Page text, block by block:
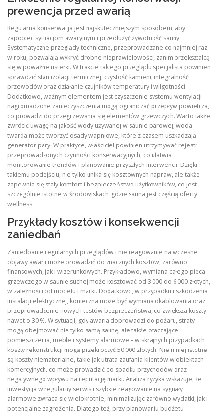
prewencja przed awarią
Regularna konserwacja jest najskuteczniejszym sposobem, aby
zapobiec sytuacjom awaryjnym i przedłużyć żywotność sauny.
Systematyczne przeglądy techniczne, przeprowadzane co najmniej raz
w roku, pozwalają wykryć drobne nieprawidłowości, zanim przekształcą
się w poważne usterki. W trakcie takiego przeglądu specjalista powinien
sprawdzić stan izolacji termicznej, czystość kamieni, integralność
przewodów oraz działanie czujników temperatury i wilgotności.
Dodatkowo, ważnym elementem jest czyszczenie systemu wentylacji –
nagromadzone zanieczyszczenia mogą ograniczać przepływ powietrza,
co prowadzi do przegrzewania się elementów grzewczych. Warto także
zwrócić uwagę na jakość wody używanej w saunie parowej; woda
twarda może tworzyć osady wapniowe, które z czasem uszkadzają
generator pary. W praktyce, właściciel powinien utrzymywać rejestr
przeprowadzonych czynności konserwacyjnych, co ułatwia
monitorowanie trendów i planowanie przyszłych interwencji. Dzięki
takiemu podejściu, nie tylko unika się kosztownych napraw, ale także
zapewnia się stały komfort i bezpieczeństwo użytkowników, co jest
szczególnie istotne w środowiskach, gdzie sauna jest częścią oferty
wellness.
Przykłady kosztów i konsekwencji
zaniedbań
Zaniedbanie regularnych przeglądów i nie reagowanie na wczesne
objawy awarii może prowadzić do znacznych kosztów, zarówno
finansowych, jak i wizerunkowych. Przykładowo, wymiana całego pieca
grzewczego w saunie suchej może kosztować od 3 000 do 6 000 złotych,
w zależności od modelu i marki. Dodatkowo, w przypadku uszkodzenia
instalacji elektrycznej, konieczna może być wymiana okablowania oraz
przeprowadzenie nowych testów bezpieczeństwa, co zwiększa koszty
nawet o 30 %. W sytuacji, gdy awaria doprowadzi do pożaru, straty
mogą obejmować nie tylko samą saunę, ale także otaczające
pomieszczenia, meble i systemy alarmowe – w skrajnych przypadkach
koszty rekonstrukcji mogą przekroczyć 50 000 złotych. Nie mniej istotne
są koszty niematerialne, takie jak utrata zaufania klientów w obiektach
komercyjnych, co może prowadzić do spadku przychodów oraz
negatywnego wpływu na reputację marki. Analiza ryzyka wskazuje, że
inwestycja w regularny serwis i szybkie reagowanie na sygnały
alarmowe zwraca się wielokrotnie, minimalizując zarówno wydatki, jak i
potencjalne zagrożenia. Dlatego też, przy planowaniu budżetu